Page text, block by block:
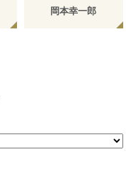
岡本幸一郎